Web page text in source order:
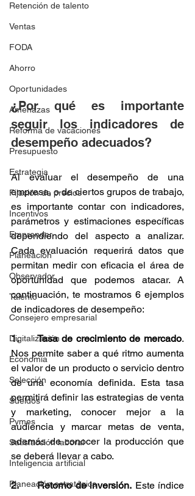
Retención de talento
Ventas
FODA
Ahorro
Oportunidades
Amenazas
Reforma de vacaciones
Presupuesto
Estrategia
Fijación de precios
Incentivos
Emprender
Planeación
Observador
Talento
Consejero empresarial
Digitalización
Economía
Selección
Sueldos
Pymes
Satisfacción laboral
Inteligencia artificial
Planeación estratégica
¿Por qué es importante
seguir los indicadores de
desempeño adecuados?
Al evaluar el desempeño de una
empresa, o de ciertos grupos de trabajo,
es importante contar con indicadores,
parámetros y estimaciones específicas
dependiendo del aspecto a analizar.
Cada evaluación requerirá datos que
permitan medir con eficacia el área de
oportunidad que podemos atacar. A
continuación, te mostramos 6 ejemplos
de indicadores de desempeño:
1. 	Tasa de crecimiento de mercado.
Nos permite saber a qué ritmo aumenta
el valor de un producto o servicio dentro
de una economía definida. Esta tasa
permitirá definir las estrategias de venta
y marketing, conocer mejor a la
audiencia y marcar metas de venta,
además de conocer la producción que
se deberá llevar a cabo.
2. 	Retorno de inversión. Este índice